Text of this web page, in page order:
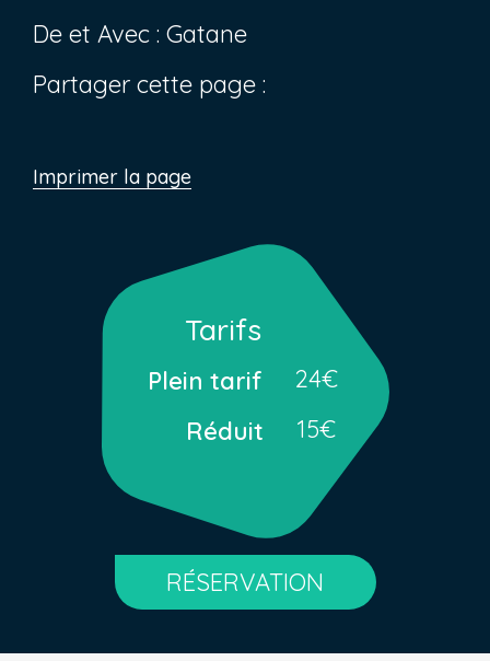
De et Avec : Gatane
Partager cette page :
Imprimer la page
Tarifs
Plein tarif
24€
Réduit
15€
RÉSERVATION